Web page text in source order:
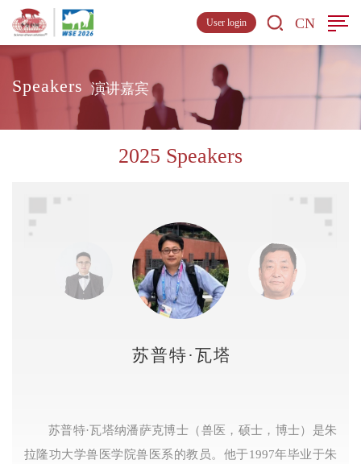
CN
User login
Speakers 演讲嘉宾
2025 Speakers
苏普特·瓦塔纳潘萨克
苏普特·瓦塔纳潘萨克博士（兽医，硕士，博士）是朱
拉隆功大学兽医学院兽医系的教员。他于1997年毕业于朱